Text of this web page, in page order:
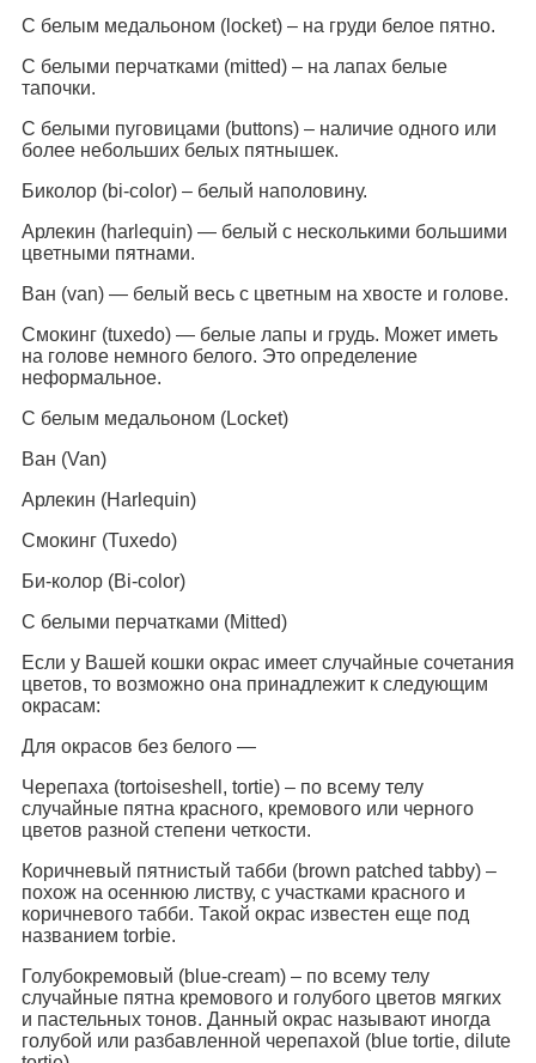
С белым медальоном (locket) – на груди белое пятно.
С белыми перчатками (mitted) – на лапах белые
тапочки.
С белыми пуговицами (buttons) – наличие одного или
более небольших белых пятнышек.
Биколор (bi-color) – белый наполовину.
Арлекин (harlequin) — белый с несколькими большими
цветными пятнами.
Ван (van) — белый весь с цветным на хвосте и голове.
Смокинг (tuxedo) — белые лапы и грудь. Может иметь
на голове немного белого. Это определение
неформальное.
С белым медальоном (Locket)
Ван (Van)
Арлекин (Harlequin)
Смокинг (Tuxedo)
Би-колор (Bi-color)
С белыми перчатками (Mitted)
Если у Вашей кошки окрас имеет случайные сочетания
цветов, то возможно она принадлежит к следующим
окрасам:
Для окрасов без белого —
Черепаха (tortoiseshell, tortie) – по всему телу
случайные пятна красного, кремового или черного
цветов разной степени четкости.
Коричневый пятнистый табби (brown patched tabby) –
похож на осеннюю листву, с участками красного и
коричневого табби. Такой окрас известен еще под
названием torbie.
Голубокремовый (blue-cream) – по всему телу
случайные пятна кремового и голубого цветов мягких
и пастельных тонов. Данный окрас называют иногда
голубой или разбавленной черепахой (blue tortie, dilute